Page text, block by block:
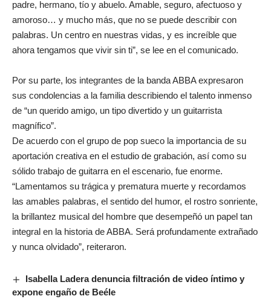
padre, hermano, tío y abuelo. Amable, seguro, afectuoso y
amoroso… y mucho más, que no se puede describir con
palabras. Un centro en nuestras vidas, y es increíble que
ahora tengamos que vivir sin ti”, se lee en el comunicado.
Por su parte, los integrantes de la banda ABBA expresaron
sus condolencias a la familia describiendo el talento inmenso
de “un querido amigo, un tipo divertido y un guitarrista
magnífico”.
De acuerdo con el grupo de pop sueco la importancia de su
aportación creativa en el estudio de grabación, así como su
sólido trabajo de guitarra en el escenario, fue enorme.
“Lamentamos su trágica y prematura muerte y recordamos
las amables palabras, el sentido del humor, el rostro sonriente,
la brillantez musical del hombre que desempeñó un papel tan
integral en la historia de ABBA. Será profundamente extrañado
y nunca olvidado”, reiteraron.
Isabella Ladera denuncia filtración de video íntimo y
expone engaño de Beéle